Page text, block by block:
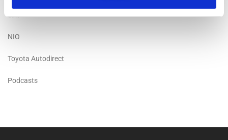
Sixt
NIO
Toyota Autodirect
Podcasts